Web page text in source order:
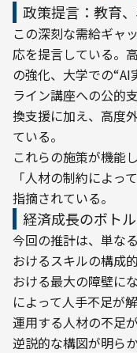
政策提言：教育
この深刻な需給ギャ
応を提言している。
の強化、大学での
ライン講座への公的
換支援に加え、高度
ている。
これらの施策が機能
「人材の制約によっ
指摘されている。
経済成長のボト
今回の推計は、単な
おけるスキルの構成
おける最大の障壁に
によって人手不足が
運用する人材の不足
逆説的な構図が明ら